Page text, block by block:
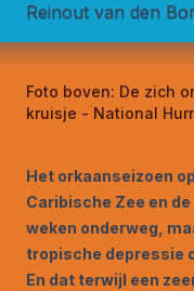
Reinout van den
Foto boven: De zich
kruisje - National
Het orkaanseizoen
Caribische Zee en
weken onderweg,
tropische depressie
En dat terwijl een